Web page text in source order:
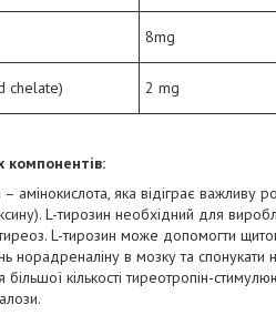
8mg
chelate) 2 mg
компонентів:
амінокислота, яка відіграє важливу
L-тирозин необхідний для
L-тирозин може допомогти
норадреналіну в мозку та спонукати
більшої кількості тиреотропін-